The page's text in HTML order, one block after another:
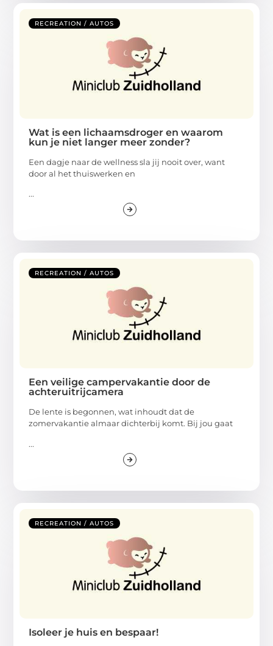
RECREATION / AUTOS
Wat is een lichaamsdroger en waarom
kun je niet langer meer zonder?
Een dagje naar de wellness sla jij nooit over, want
door al het thuiswerken en
...
RECREATION / AUTOS
Een veilige campervakantie door de
achteruitrijcamera
De lente is begonnen, wat inhoudt dat de
zomervakantie almaar dichterbij komt. Bij jou gaat
...
RECREATION / AUTOS
Isoleer je huis en bespaar!